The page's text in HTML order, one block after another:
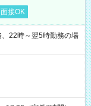
接OK
22時～翌5時勤務の場